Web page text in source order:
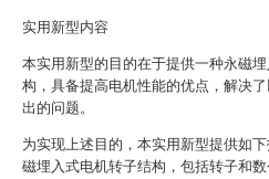
实用新型内容
本实用新型的目的在于提供一种永磁
构，具备提高电机性能的优点，解决
出的问题。
为实现上述目的，本实用新型提供如
磁埋入式电机转子结构，包括转子和